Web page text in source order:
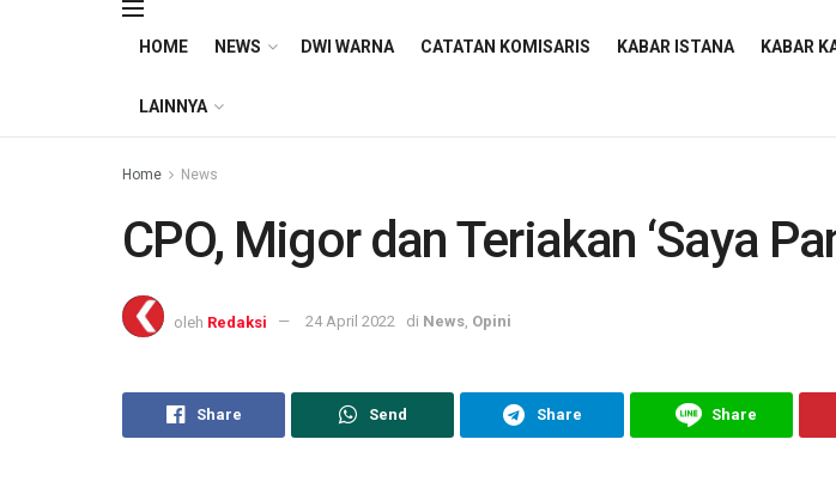
HOME NEWS DWI WARNA CATATAN KOMISARIS KABAR ISTANA KABAR
LAINNYA
Home News
CPO, Migor dan Teriakan ‘Saya
oleh Redaksi 24 April 2022 di News, Opini
Share Send Share Share